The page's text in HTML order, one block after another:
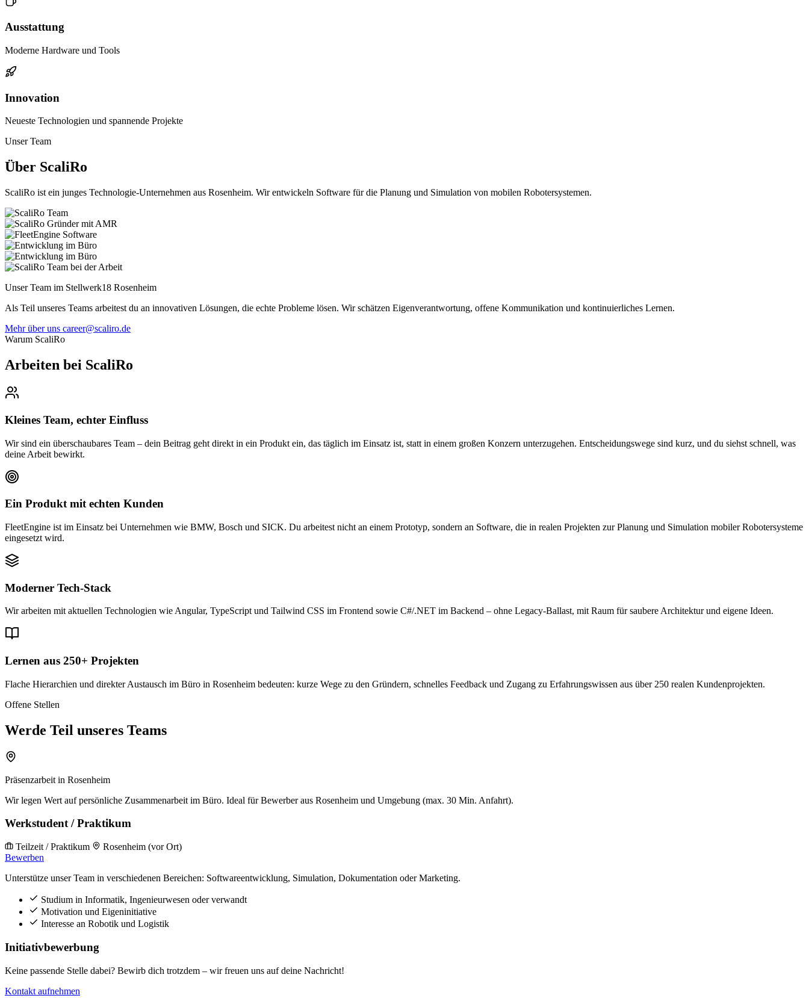
Ausstattung
Moderne Hardware und Tools
Innovation
Neueste Technologien und spannende Projekte
Unser Team
Über ScaliRo
ScaliRo ist ein junges Technologie-Unternehmen aus Rosenheim. Wir entwickeln Software für die Planung und Simulation von mobilen Robotersystemen.
Unser Team im Stellwerk18 Rosenheim
Als Teil unseres Teams arbeitest du an innovativen Lösungen, die echte Probleme lösen. Wir schätzen Eigenverantwortung, offene Kommunikation und kontinuierliches Lernen.
Mehr über uns career@scaliro.de
Warum ScaliRo
Arbeiten bei ScaliRo
Kleines Team, echter Einfluss
Wir sind ein überschaubares Team – dein Beitrag geht direkt in ein Produkt ein, das täglich im Einsatz ist, statt in einem großen Konzern unterzugehen. Entscheidungswege sind kurz, und du siehst schnell, was
deine Arbeit bewirkt.
Ein Produkt mit echten Kunden
FleetEngine ist im Einsatz bei Unternehmen wie BMW, Bosch und SICK. Du arbeitest nicht an einem Prototyp, sondern an Software, die in realen Projekten zur Planung und Simulation mobiler Robotersysteme
eingesetzt wird.
Moderner Tech-Stack
Wir arbeiten mit aktuellen Technologien wie Angular, TypeScript und Tailwind CSS im Frontend sowie C#/.NET im Backend – ohne Legacy-Ballast, mit Raum für saubere Architektur und eigene Ideen.
Lernen aus 250+ Projekten
Flache Hierarchien und direkter Austausch im Büro in Rosenheim bedeuten: kurze Wege zu den Gründern, schnelles Feedback und Zugang zu Erfahrungswissen aus über 250 realen Kundenprojekten.
Offene Stellen
Werde Teil unseres Teams
Präsenzarbeit in Rosenheim
Wir legen Wert auf persönliche Zusammenarbeit im Büro. Ideal für Bewerber aus Rosenheim und Umgebung (max. 30 Min. Anfahrt).
Werkstudent / Praktikum
Teilzeit / Praktikum
Rosenheim (vor Ort)
Bewerben
Unterstütze unser Team in verschiedenen Bereichen: Softwareentwicklung, Simulation, Dokumentation oder Marketing.
Studium in Informatik, Ingenieurwesen oder verwandt
Motivation und Eigeninitiative
Interesse an Robotik und Logistik
Initiativbewerbung
Keine passende Stelle dabei? Bewirb dich trotzdem – wir freuen uns auf deine Nachricht!
Kontakt aufnehmen